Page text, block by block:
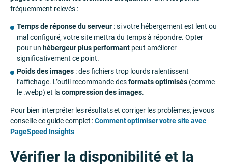
fréquemment relevés :
Temps de réponse du serveur: si votre hébergement est lent ou
mal configuré, votre site mettra du temps à répondre. Opter
pour un hébergeur plus performantpeut améliorer
significativement ce point.
Poids des images: des fichiers trop lourds ralentissent
l’affichage. L’outil recommande desformats optimisés(comme
le .webp) et la compression des images.
Pour bien interpréter les résultats et corriger les problèmes, je vous
conseille ce guide complet :Comment optimiser votre site avec
PageSpeed Insights
Vérifier la disponibilité et la